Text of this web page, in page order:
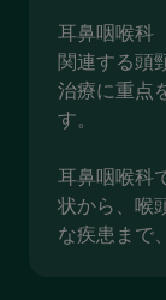
耳鼻咽喉科
関連する頭
治療に重点
す。
耳鼻咽喉科
状から、喉
な疾患まで